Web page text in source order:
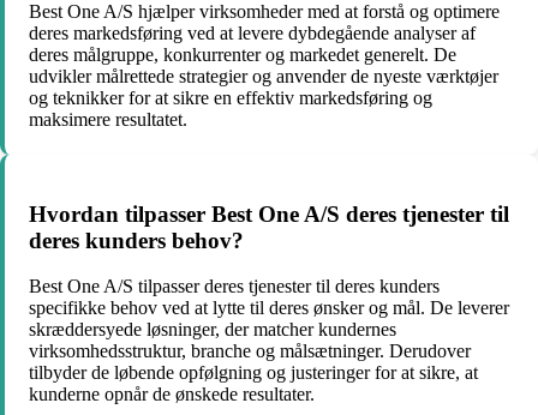
Best One A/S hjælper virksomheder med at forstå og optimere
deres markedsføring ved at levere dybdegående analyser af
deres målgruppe, konkurrenter og markedet generelt. De
udvikler målrettede strategier og anvender de nyeste værktøjer
og teknikker for at sikre en effektiv markedsføring og
maksimere resultatet.
Hvordan tilpasser Best One A/S deres tjenester til
deres kunders behov?
Best One A/S tilpasser deres tjenester til deres kunders
specifikke behov ved at lytte til deres ønsker og mål. De leverer
skræddersyede løsninger, der matcher kundernes
virksomhedsstruktur, branche og målsætninger. Derudover
tilbyder de løbende opfølgning og justeringer for at sikre, at
kunderne opnår de ønskede resultater.